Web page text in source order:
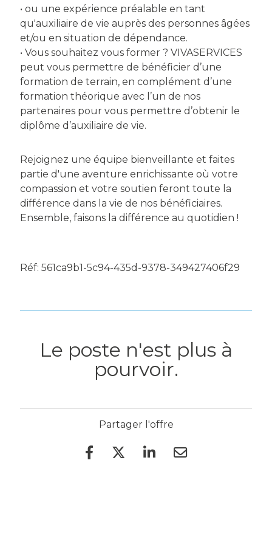
• ou une expérience préalable en tant
qu'auxiliaire de vie auprès des personnes âgées
et/ou en situation de dépendance.
• Vous souhaitez vous former ? VIVASERVICES
peut vous permettre de bénéficier d’une
formation de terrain, en complément d’une
formation théorique avec l’un de nos
partenaires pour vous permettre d’obtenir le
diplôme d’auxiliaire de vie.
Rejoignez une équipe bienveillante et faites
partie d'une aventure enrichissante où votre
compassion et votre soutien feront toute la
différence dans la vie de nos bénéficiaires.
Ensemble, faisons la différence au quotidien !
Réf: 561ca9b1-5c94-435d-9378-349427406f29
Le poste n'est plus à
pourvoir.
Partager l'offre